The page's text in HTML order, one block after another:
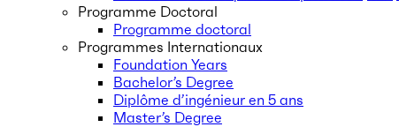
Programme Doctoral
Programme doctoral
Programmes Internationaux
Foundation Years
Bachelor’s Degree
Diplôme d’ingénieur en 5 ans
Master’s Degree